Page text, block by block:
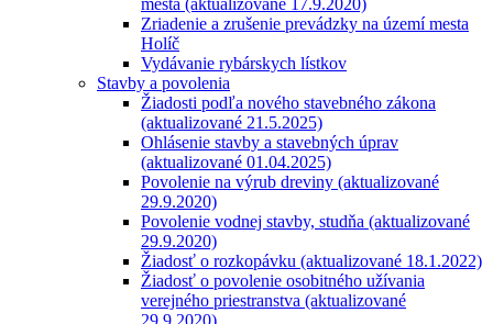
mesta (aktualizované 17.9.2020)
Zriadenie a zrušenie prevádzky na území mesta
Holíč
Vydávanie rybárskych lístkov
Stavby a povolenia
Žiadosti podľa nového stavebného zákona
(aktualizované 21.5.2025)
Ohlásenie stavby a stavebných úprav
(aktualizované 01.04.2025)
Povolenie na výrub dreviny (aktualizované
29.9.2020)
Povolenie vodnej stavby, studňa (aktualizované
29.9.2020)
Žiadosť o rozkopávku (aktualizované 18.1.2022)
Žiadosť o povolenie osobitného užívania
verejného priestranstva (aktualizované
29.9.2020)